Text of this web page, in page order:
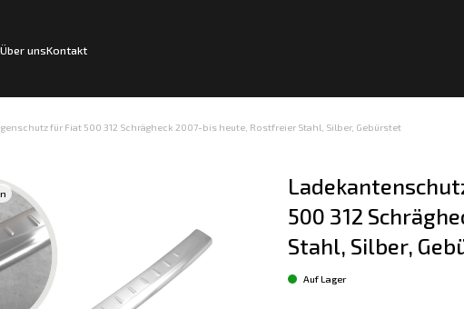
Über unsKontakt
für Fiat 500 312 Schrägheck 2007-bis heute, Rostfreier Stahl, Silber, Gebürstet
500 312
Stahl, Silber,
Auf Lager